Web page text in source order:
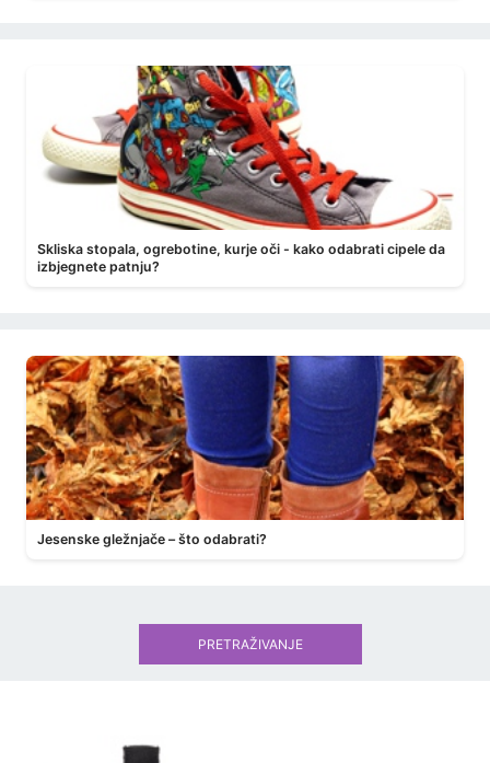
Skliska stopala, ogrebotine, kurje oči - kako odabrati cipele da
izbjegnete patnju?
Jesenske gležnjače – što odabrati?
PRETRAŽIVANJE